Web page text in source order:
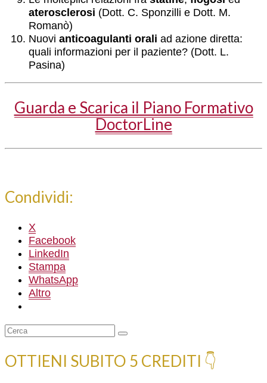
aterosclerosi (Dott. C. Sponzilli e Dott. M.
Romanò)
Nuovi anticoagulanti orali ad azione diretta:
quali informazioni per il paziente? (Dott. L.
Pasina)
Guarda e Scarica il Piano Formativo
DoctorLine
Condividi:
X
Facebook
LinkedIn
Stampa
WhatsApp
Altro
Cerca:
OTTIENI SUBITO 5 CREDITI 👇